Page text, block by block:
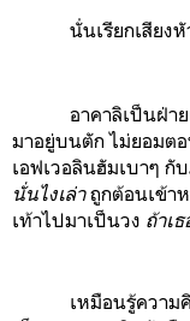
นั่นเรียกเสียงหั
อาคาลิเป็นฝ่า
มาอยู่บนตัก ไม่ยอมต
เอฟเวอลินฮัมเบาๆ
นั่นไงเล่าถูกต้อนเข้า
เท้าไปมาเป็นวง ถ้าเ
เหมือนรู้ความ